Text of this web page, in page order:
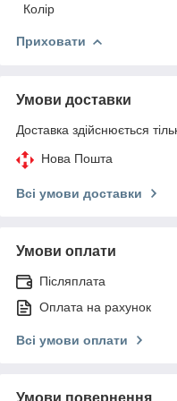
Колір
Приховати
Умови доставки
Доставка здійснюється
Нова Пошта
Всі умови доставки
Умови оплати
Післяплата
Оплата на рахунок
Всі умови оплати
Умови повернення